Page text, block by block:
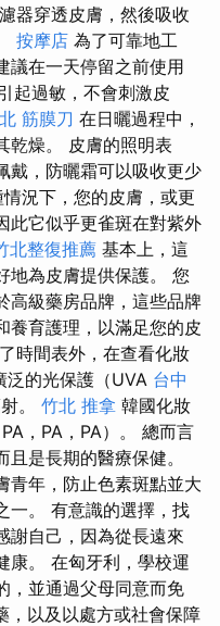
器穿透皮膚，然後吸收
按摩店 為了可靠地工
議在一天停留之前使用
起過敏，不會刺激皮
筋膜刀 在日曬過程中，
乾燥。 皮膚的照明表
戴，防曬霜可以吸收更少
況下，您的皮膚，或更
此它似乎更雀斑在對紫外
北整復推薦 基本上，這
地為皮膚提供保護。 您
高級藥房品牌，這些品牌
養育護理，以滿足您的皮
時間表外，在查看化妝
泛的光保護（UVA 台中
。 竹北 推拿 韓國化妝
，PA，PA）。 總而言
是長期的醫療保健。
青年，防止色素斑點並大
一。 有意識的選擇，找
謝自己，因為從長遠來
康。 在匈牙利，學校運
，並通過父母同意而免
，以及以處方或社會保障